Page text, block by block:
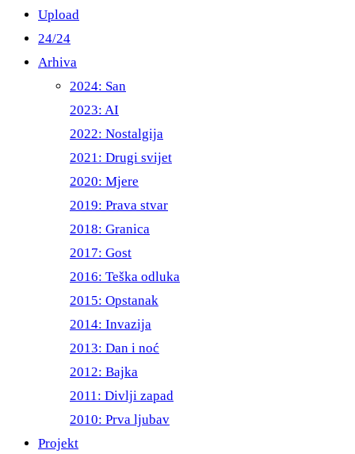
Upload
24/24
Arhiva
2024: San
2023: AI
2022: Nostalgija
2021: Drugi svijet
2020: Mjere
2019: Prava stvar
2018: Granica
2017: Gost
2016: Teška odluka
2015: Opstanak
2014: Invazija
2013: Dan i noć
2012: Bajka
2011: Divlji zapad
2010: Prva ljubav
Projekt